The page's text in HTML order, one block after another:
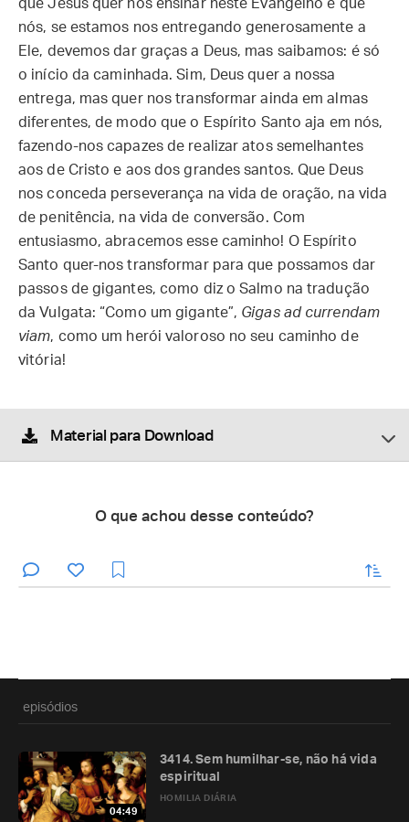
que Jesus quer nos ensinar neste Evangelho é que
nós, se estamos nos entregando generosamente a
Ele, devemos dar graças a Deus, mas saibamos: é só
o início da caminhada. Sim, Deus quer a nossa
entrega, mas quer nos transformar ainda em almas
diferentes, de modo que o Espírito Santo aja em nós,
fazendo-nos capazes de realizar atos semelhantes
aos de Cristo e aos dos grandes santos. Que Deus
nos conceda perseverança na vida de oração, na vida
de penitência, na vida de conversão. Com
entusiasmo, abracemos esse caminho! O Espírito
Santo quer-nos transformar para que possamos dar
passos de gigantes, como diz o Salmo na tradução
da Vulgata: “Como um gigante”, Gigas ad currendam
viam, como um herói valoroso no seu caminho de
vitória!
Material para Download
O que achou desse conteúdo?
enviar
episódios
04:49
HOMILIA DIÁRIA
3414. Sem humilhar-se, não há vida
espiritual